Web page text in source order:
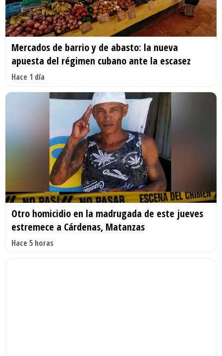
Mercados de barrio y de abasto: la nueva
apuesta del régimen cubano ante la escasez
Hace 1 día
Otro homicidio en la madrugada de este jueves
estremece a Cárdenas, Matanzas
Hace 5 horas